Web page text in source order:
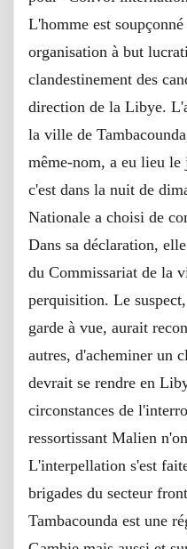
L'homme est
organisation à but
clandestinement des
direction de la Libye.
la ville de
même-nom, a eu lieu
c'est dans la nuit de
Nationale a choisi de
Dans sa déclaration,
du Commissariat de la
perquisition. Le
garde à vue, aurait
autres, d'acheminer un
devrait se rendre en
circonstances de
ressortissant Malien
L'interpellation s'est
brigades du secteur
Tambacounda est une